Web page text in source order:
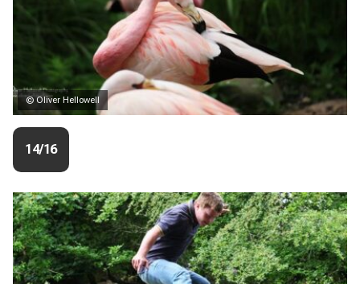
© Oliver Hellowell
14/16